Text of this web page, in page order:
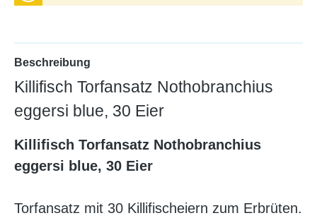
Beschreibung
Killifisch Torfansatz Nothobranchius
eggersi blue, 30 Eier
Killifisch Torfansatz Nothobranchius
eggersi blue, 30 Eier
Torfansatz mit 30 Killifischeiern zum Erbrüten.